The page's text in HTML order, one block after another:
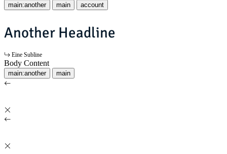
main:another main account
Another Headline
Eine Subline
Body Content
main:another main